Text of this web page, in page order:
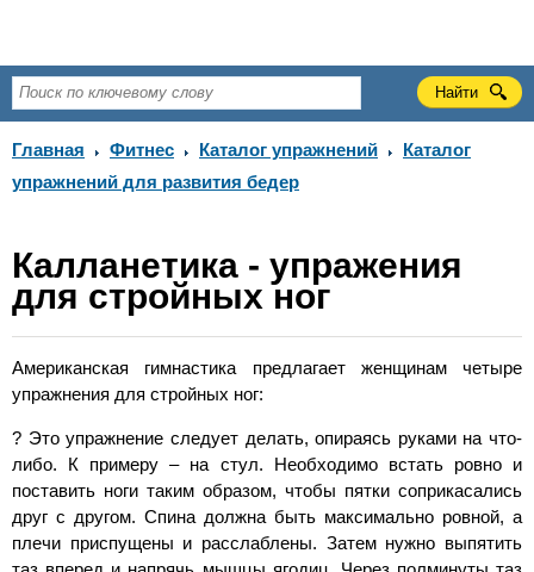
Главная Фитнес Каталог упражнений
Каталог
упражнений для развития бедер
Калланетика - упражения
для стройных ног
Американская гимнастика предлагает женщинам четыре
упражнения для стройных ног:
? Это упражнение следует делать, опираясь руками на что-
либо. К примеру – на стул. Необходимо встать ровно и
поставить ноги таким образом, чтобы пятки соприкасались
друг с другом. Спина должна быть максимально ровной, а
плечи приспущены и расслаблены. Затем нужно выпятить